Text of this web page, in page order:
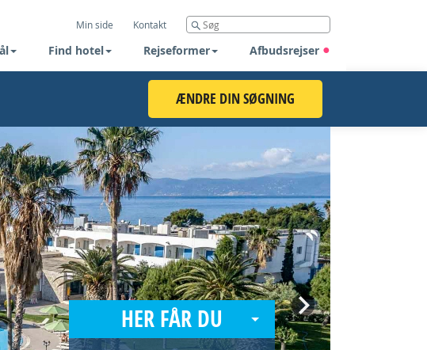
Min side Kontakt
Find hotel Rejseformer Afbudsrejser
ÆNDRE DIN SØGNING
HER FÅR DU
Next